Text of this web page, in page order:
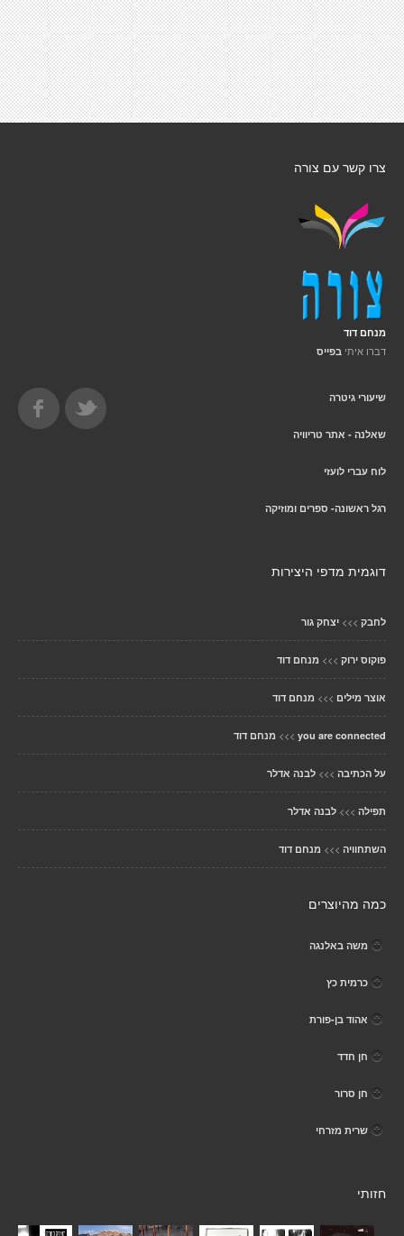
צרו קשר עם צורה
מנחם דוד
דברו איתי בפייס
שיעורי גיטרה
שאלנה - אתר טריוויה
לוח עברי לועזי
רגל ראשונה- ספרים ומוזיקה
דוגמית מדפי היצירות
לחבק >>> יצחק גור
פוקוס ירוק >>> מנחם דוד
אוצר מילים >>> מנחם דוד
you are connected
>>> מנחם דוד
על הכתיבה >>> לבנה אדלר
תפילה >>> לבנה אדלר
השתחוויה >>> מנחם דוד
כמה מהיוצרים
משה באלנגה
כרמית כץ
אהוד בן-פורת
חן חדד
חן סרור
שרית מזרחי
חזותי